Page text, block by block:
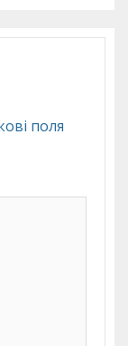
поля